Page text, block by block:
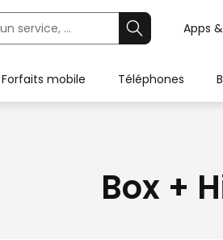
Apps
Forfaits mobile Téléphones
Box +